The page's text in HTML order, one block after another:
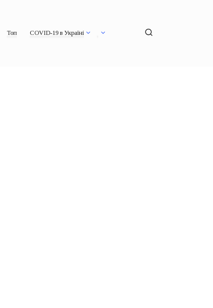
Топ COVID-19 в Україні